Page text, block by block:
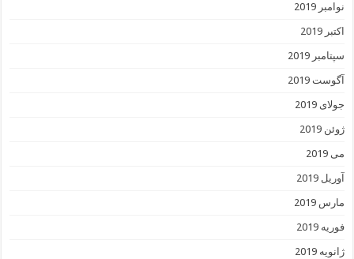
نوامبر 2019
اکتبر 2019
سپتامبر 2019
آگوست 2019
جولای 2019
ژوئن 2019
می 2019
آوریل 2019
مارس 2019
فوریه 2019
ژانویه 2019